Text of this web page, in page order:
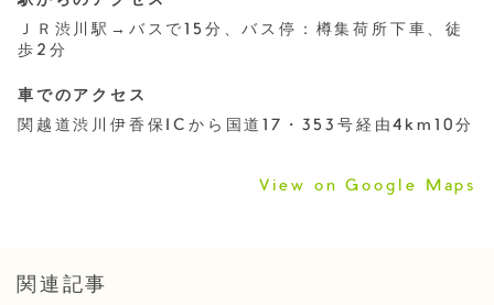
ＪＲ渋川駅→バスで15分、バス停：樽集荷所下車、徒
歩2分
車でのアクセス
関越道渋川伊香保ICから国道17・353号経由4km10分
View on Google Maps
関連記事